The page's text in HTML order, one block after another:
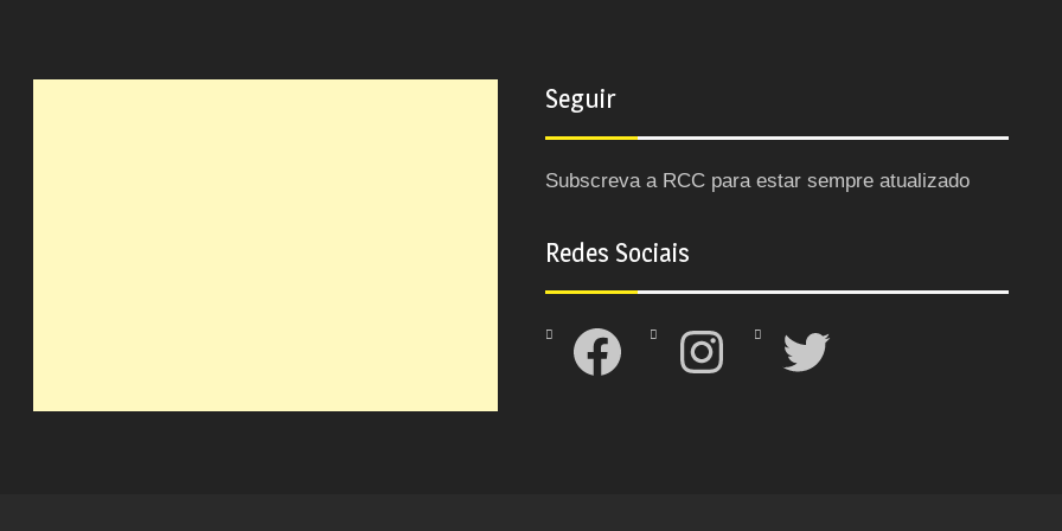
Seguir
Subscreva a RCC para estar sempre atualizado
Redes Sociais
Facebook Instagram Twitter